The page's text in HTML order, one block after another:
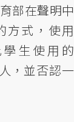
部在聲明中
方式，使用
生使用的
，並否認一